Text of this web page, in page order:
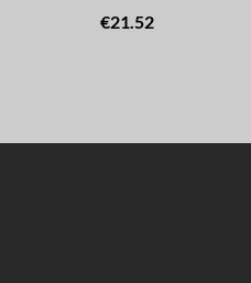
€21.52